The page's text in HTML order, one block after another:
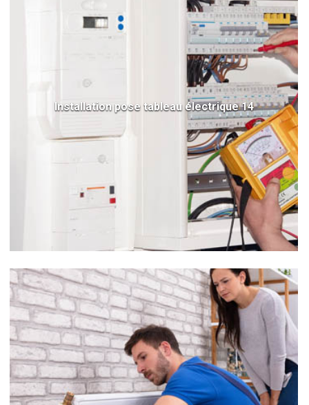
Installation pose tableau électrique 14